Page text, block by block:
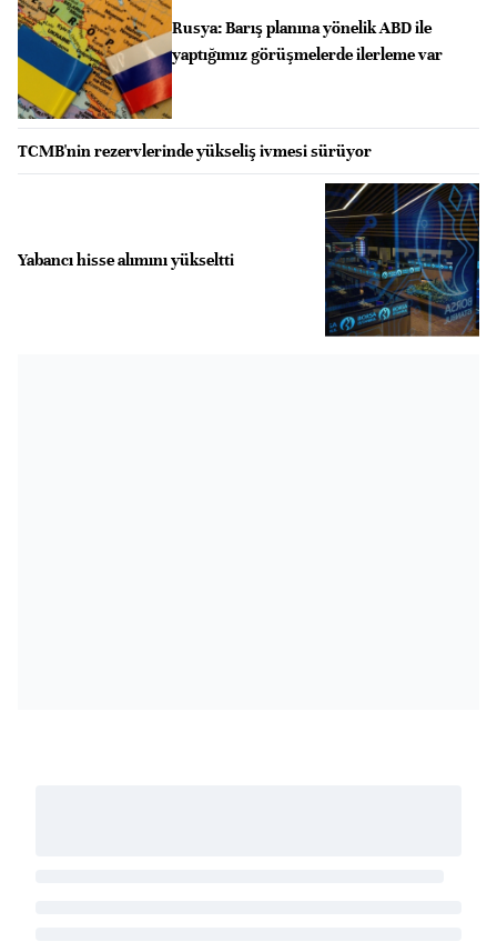
Rusya: Barış planına yönelik ABD ile
yaptığımız görüşmelerde ilerleme var
TCMB'nin rezervlerinde yükseliş ivmesi sürüyor
Yabancı hisse alımını yükseltti